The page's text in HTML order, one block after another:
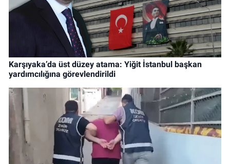
Karşıyaka’da üst düzey atama: Yiğit İstanbul başkan
yardımcılığına görevlendirildi